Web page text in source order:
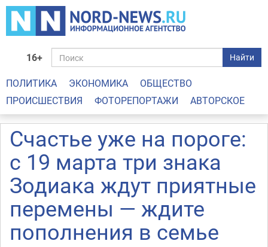
16+ Найти
ПОЛИТИКА ЭКОНОМИКА
ОБЩЕСТВО
ПРОИСШЕСТВИЯ
ФОТОРЕПОРТАЖИ АВТОРСКОЕ
Счастье уже на пороге:
с 19 марта три знака
Зодиака ждут приятные
перемены — ждите
пополнения в семье